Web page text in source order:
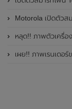
Motorola เปิดตัวสมา
หลุด!! ภาพตัวเครื่องจริงของสม
เผย!! ภาพเรนเดอร์ของสมาร์ทโฟ